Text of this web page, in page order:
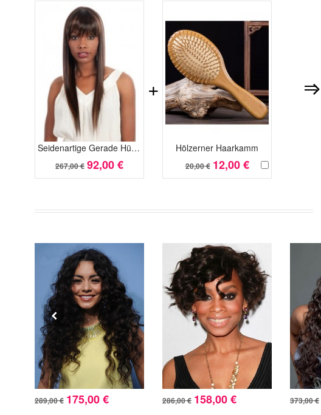
Seidenartige Gerade Hübsche Lange Synthetisch Perücke
267,00 € 92,00 €
Hölzerner Haarkamm
20,00 € 12,00 €
+
289,00 € 175,00 € 286,00 € 158,00 € 373,00 €